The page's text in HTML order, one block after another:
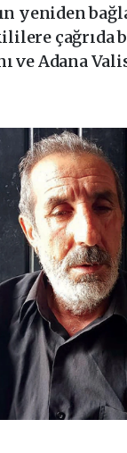
yeniden
çağrıda
ve Adana